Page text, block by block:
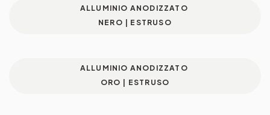
ALLUMINIO ANODIZZATO
NERO | ESTRUSO
ALLUMINIO ANODIZZATO
ORO | ESTRUSO